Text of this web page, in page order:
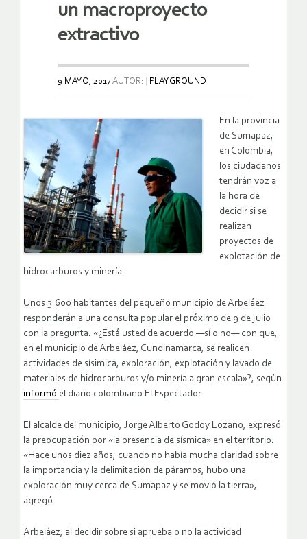
un macroproyecto
extractivo
9 MAYO, 2017AUTOR: PLAYGROUND
En la provincia
de Sumapaz,
en Colombia,
los ciudadanos
tendrán voz a
la hora de
decidir si se
realizan
proyectos de
explotación de
hidrocarburos y minería.
Unos 3.600 habitantes del pequeño municipio de Arbeláez
responderán a una consulta popular el próximo de 9 de julio
con la pregunta: «¿Está usted de acuerdo —sí o no— con que,
en el municipio de Arbeláez, Cundinamarca, se realicen
actividades de sísimica, exploración, explotación y lavado de
materiales de hidrocarburos y/o minería a gran escala»?, según
informó el diario colombiano El Espectador.
El alcalde del municipio, Jorge Alberto Godoy Lozano, expresó
la preocupación por «la presencia de sísmica» en el territorio.
«Hace unos diez años, cuando no había mucha claridad sobre
la importancia y la delimitación de páramos, hubo una
exploración muy cerca de Sumapaz y se movió la tierra»,
agregó.
Arbeláez, al decidir sobre si aprueba o no la actividad